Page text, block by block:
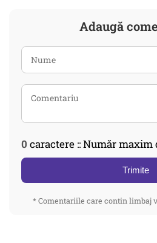
Adaugă
0 caractere :: Număr maxim
Trimite
* Comentariile care contin limbaj